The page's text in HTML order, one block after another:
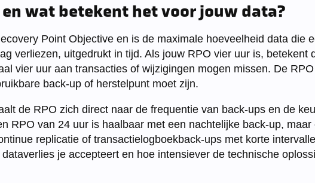
en wat betekent het voor jouw data?
Point Objective en is de maximale hoeveelheid data die
verliezen, uitgedrukt in tijd. Als jouw RPO vier uur is, betekent
vier uur aan transacties of wijzigingen mogen missen. De
back-up of herstelpunt moet zijn.
de RPO zich direct naar de frequentie van back-ups en de
RPO van 24 uur is haalbaar met een nachtelijke back-up,
replicatie of transactielogboekback-ups met korte
je accepteert en hoe intensiever de technische